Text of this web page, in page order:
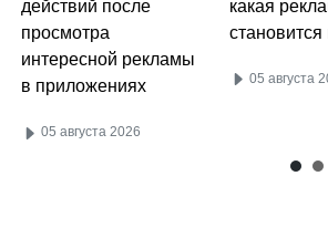
действий после
просмотра
интересной рекламы
в приложениях
05 августа 2026
какая
05 августа